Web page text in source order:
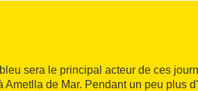
sera le principal acteur de ces
Ametlla de Mar. Pendant un peu plus